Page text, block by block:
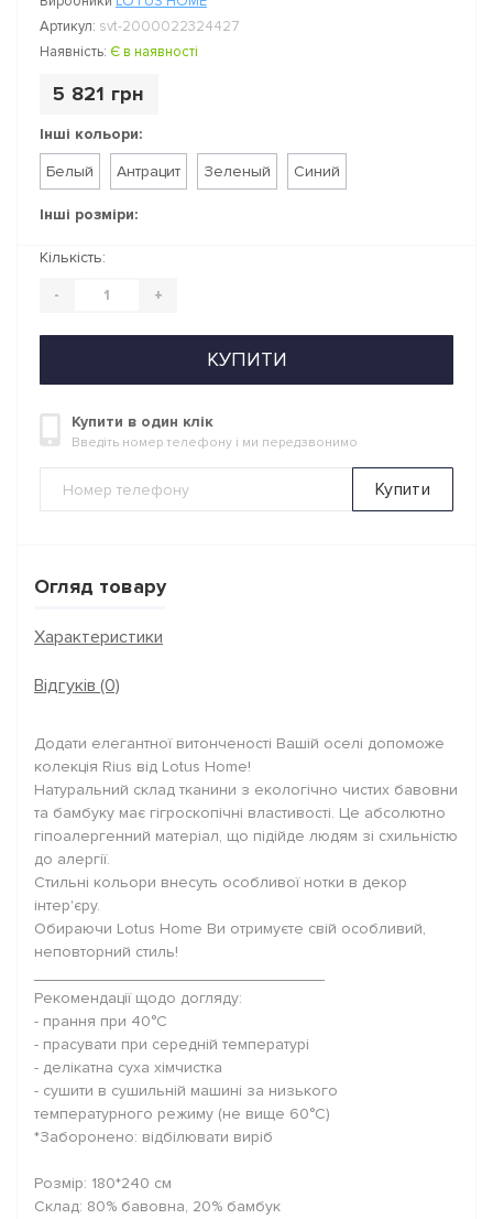
Артикул: svt-2000022324427
Наявність: Є в наявності
5 821 грн
Інші кольори:
Белый
Антрацит Зеленый Синий
Інші розміри:
Кількість:
- +
КУПИТИ
Купити в один клік
Введіть номер телефону і ми передзвонимо
Купити
Огляд товару
Характеристики
Відгуків (0)
Додати елегантної витонченості Вашій оселі допоможе
колекція Rius від Lotus Home!
Натуральний склад тканини з екологічно чистих бавовни
та бамбуку має гігроскопічні властивості. Це абсолютно
гіпоалергенний матеріал, що підійде людям зі схильністю
до алергії.
Стильні кольори внесуть особливої нотки в декор
інтер'єру.
Обираючи Lotus Home Ви отримуєте свій особливий,
неповторний стиль!
Рекомендації щодо догляду:
- прання при 40°C
- прасувати при середній температурі
- делікатна суха хімчистка
- сушити в сушильній машині за низького
температурного режиму (не вище 60°C)
*Заборонено: відбілювати виріб
Розмір: 180*240 см
Склад: 80% бавовна, 20% бамбук